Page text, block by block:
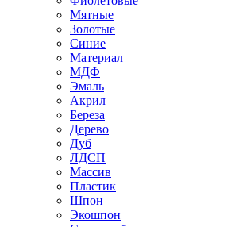
Мятные
Золотые
Синие
Материал
МДФ
Эмаль
Акрил
Береза
Дерево
Дуб
ЛДСП
Массив
Пластик
Шпон
Экошпон